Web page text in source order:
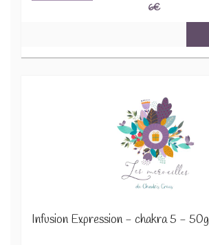
6€
Infusion Expression - chakra 5 - 50g